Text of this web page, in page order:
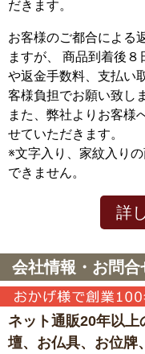
だきます。
お客様のご都合による
ますが、
商品到着後８
や返金手数料、支払い
客様負担でお願い致し
また、弊社よりお客様
せていただきます。
※文字入り、家紋入り
できません。
詳
会社情報・お問合
ネット通販20年以上
壇、お仏具、お位牌